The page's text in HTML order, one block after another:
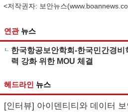
<저작권자: 보안뉴스(
연관 뉴스
한국항공보안학회-한국민간경비
력 강화 위한 MOU 체결
헤드라인 뉴스
[인터뷰] 아이덴티티와 데이터